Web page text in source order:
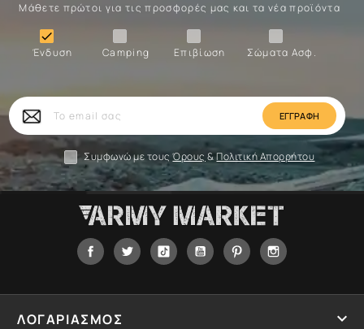
Μάθετε πρώτοι για τις προσφορές μας και τα νέα προϊόντα
Σώματα Ασφ.
Επιβίωση
Camping
Ένδυση

Ένδυση
Το
email
σας
Συμφωνώ με τουςΌρους &Πολιτική Απορρήτου
FacebookTwitter Tiktok YouTube Pinterest
ΛΟΓΑΡΙΑΣΜΟΣ 